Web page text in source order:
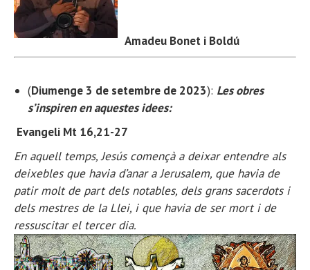
Amadeu Bonet i Boldú
(Diumenge 3 de setembre de 2023): Les obres
s’inspiren en aquestes idees:
Evangeli Mt 16,21-27
En aquell temps, Jesús començà a deixar entendre als
deixebles que havia d’anar a Jerusalem, que havia de
patir molt de part dels notables, dels grans sacerdots i
dels mestres de la Llei, i que havia de ser mort i de
ressuscitar el tercer dia.